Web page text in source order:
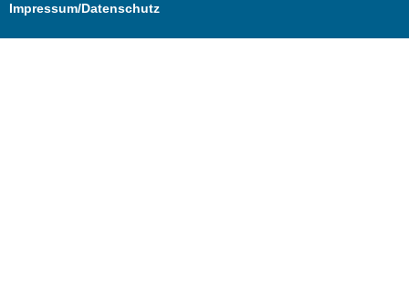
Impressum/Datenschutz